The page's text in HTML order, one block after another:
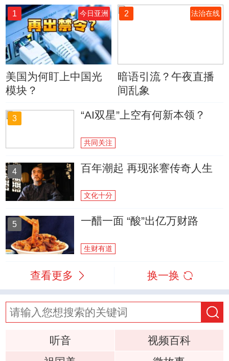
1 今日亚洲
美国为何盯上中国光
模块？
2 法治在线
暗语引流？午夜直播
间乱象
3 “AI双星”上空有何新本领？
共同关注
4 百年潮起 再现张謇传奇人生
文化十分
5 一醋一面 “酸”出亿万财路
生财有道
查看更多 换一换
听音
视频百科